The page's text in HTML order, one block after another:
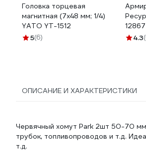
Головка торцевая
магнитная (7х48 мм; 1/4)
YATO YT-1512
5(6)
12867
4.3
ОПИСАНИЕ И ХАРАКТЕРИСТИКИ
Червячный хомут Park 2шт 50-70
трубок, топливопроводов и т.д.
т.д.